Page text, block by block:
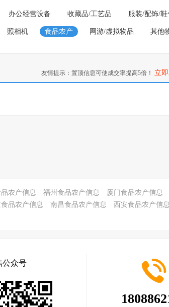
办公经营设备 收藏品/工艺品 服装/配饰/鞋
照相机 食品农产 网游/虚拟物品 其他
友情提示：置顶信息可使成交率提高5倍！ 立
农产信息 福州食品农产信息
厦门食品农产信息
品农产信息 南昌食品农产信息
西安食品农产信息
公众号